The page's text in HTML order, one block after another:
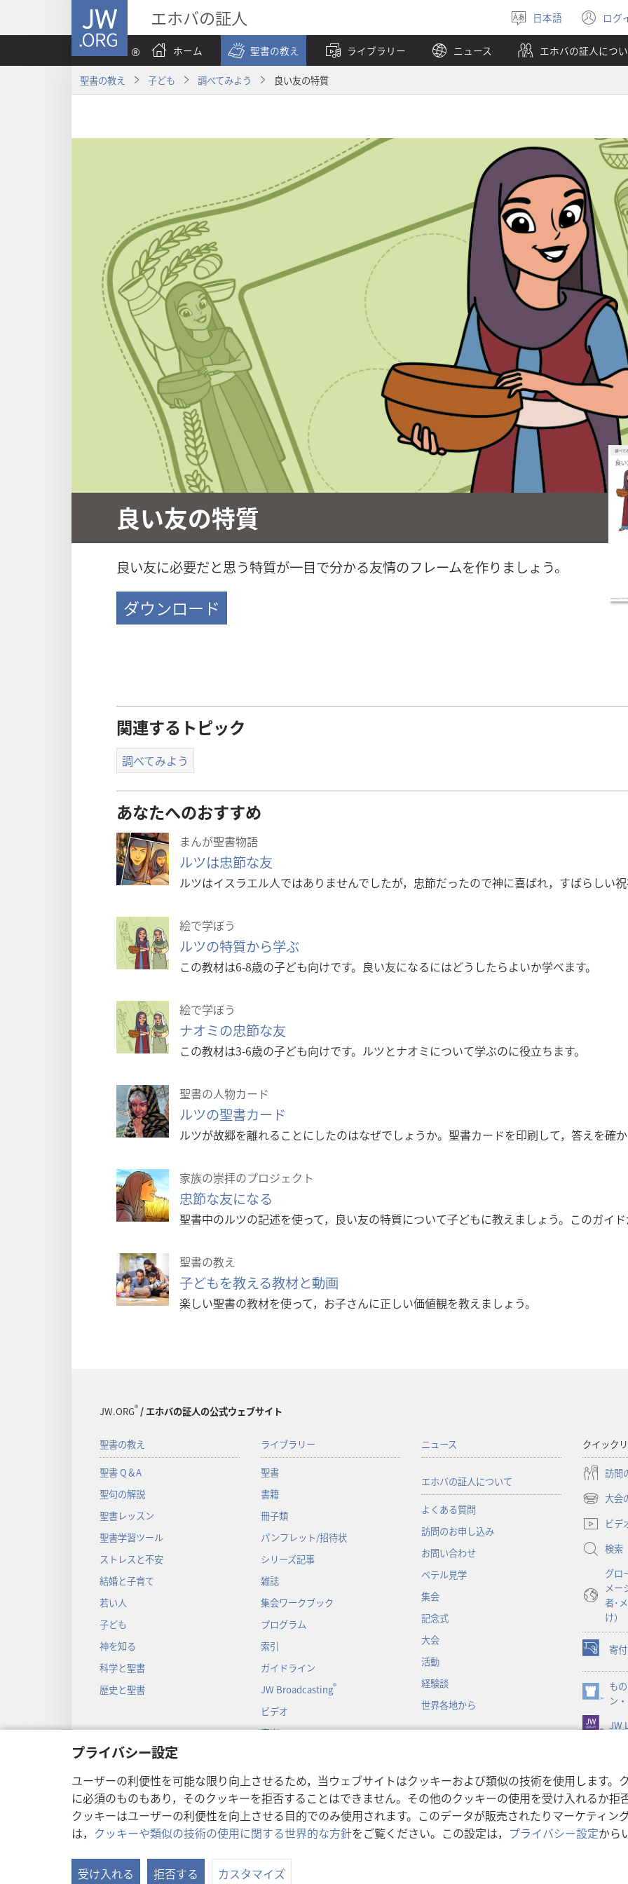
プライバシー設定
ユーザーの利便性を可能な限り向上させるため，当ウェブサイトはクッキーおよび類似の技術を使用します
に必須のものもあり，そのクッキーを拒否することはできません。その他のクッキーの使用を受け入れるか拒
クッキーはユーザーの利便性を向上させる目的でのみ使用されます。このデータが販売されたりマーケティン
は， クッキーや類似の技術の使用に関する世界的な方針をご覧ください。この設定は， プライバシー設定から
受け入れる 拒否する カスタマイズ
JW.ORG エホバの証人
言
語
を
選
日本語 ログ
（新
し
い
タ
で
ホーム
聖書の教え ライブラリー ニュース エホバの証人につ
聖書の教え 子ども 調べてみよう 良い友の特質
良い友の特質
良い友に必要だと思う特質が一目で分かる友情のフレームを作りましょう。
ダウンロード
関連するトピック
調べてみよう
あなたへのおすすめ
まんが聖書物語
ルツは忠節な友
ルツはイスラエル人ではありませんでしたが，忠節だったので神に喜ばれ，すばらしい祝
絵で学ぼう
ルツの特質から学ぶ
この教材は6-8歳の子ども向けです。良い友になるにはどうしたらよいか学べます。
絵で学ぼう
ナオミの忠節な友
この教材は3-6歳の子ども向けです。ルツとナオミについて学ぶのに役立ちます。
聖書の人物カード
ルツの聖書カード
ルツが故郷を離れることにしたのはなぜでしょうか。聖書カードを印刷して，答えを確か
家族の崇拝のプロジェクト
忠節な友になる
聖書中のルツの記述を使って，良い友の特質について子どもに教えましょう。このガイド
聖書の教え
子どもを教える教材と動画
楽しい聖書の教材を使って，お子さんに正しい価値観を教えましょう。
JW.ORG®/ エホバの証人の公式ウェブサイト
聖書の教え
聖書 Q＆A
聖句の解説
聖書レッスン
聖書学習ツール
ストレスと不安
結婚と子育て
若い人
子ども
神を知る
科学と聖書
歴史と聖書
ライブラリー
聖書
書籍
冊子類
パンフレット/招待状
シリーズ記事
雑誌
集会ワークブック
プログラム
索引
ガイドライン
JW Broadcasting®
ビデオ
音楽
劇形式の聖書朗読
ニュース
エホバの証人について
よくある質問
訪問のお申し込み
お問い合わせ
ベテル見学
集会
記念式
大会
活動
経験談
世界各地から
クイック
訪問
大会
（新
し
タ
開
ビデ
検索
グロ
メー
者･
け）
寄付
（新
し
い
タ
ブ
で
も
ン
（新
し
い
で
開
く）
JW
Copyright© 2026 Watch Tower Bible and Tract Society of Pennsylvania. 利用規約 | プライバシーに関